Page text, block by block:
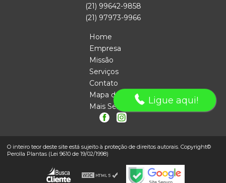
(21) 99642-9858
(21) 97973-9966
Home
Empresa
Missão
Serviços
Contato
Mapa do site
Mais Serviços
O inteiro teor deste site está sujeito à proteção de direitos autorais. Copyright©
Perolla Plantas (Lei 9610 de 19/02/1998)
Ligue aqui!